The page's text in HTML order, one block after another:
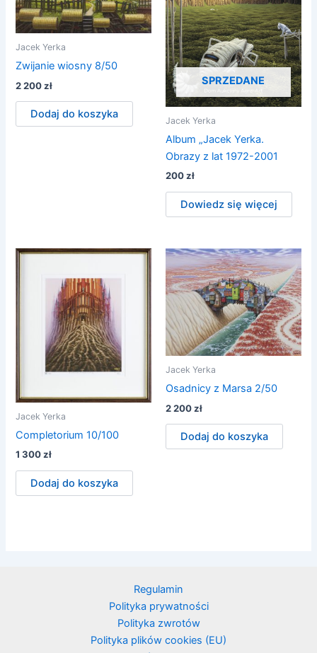
Jacek Yerka
Zwijanie wiosny 8/50
2 200zł
Dodaj do koszyka
SPRZEDANE
Jacek Yerka
Album „Jacek Yerka.
Obrazy z lat 1972-2001
200zł
Dowiedz się więcej
Jacek Yerka
Completorium 10/100
1 300zł
Dodaj do koszyka
Jacek Yerka
Osadnicy z Marsa 2/50
2 200zł
Dodaj do koszyka
Regulamin
Polityka prywatności
Polityka zwrotów
Polityka plików cookies (EU)